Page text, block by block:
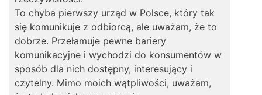
To chyba pierwszy urząd w Polsce, który tak
się komunikuje z odbiorcą, ale uważam, że to
dobrze. Przełamuje pewne bariery
komunikacyjne i wychodzi do konsumentów w
sposób dla nich dostępny, interesujący i
czytelny. Mimo moich wątpliwości, uważam,